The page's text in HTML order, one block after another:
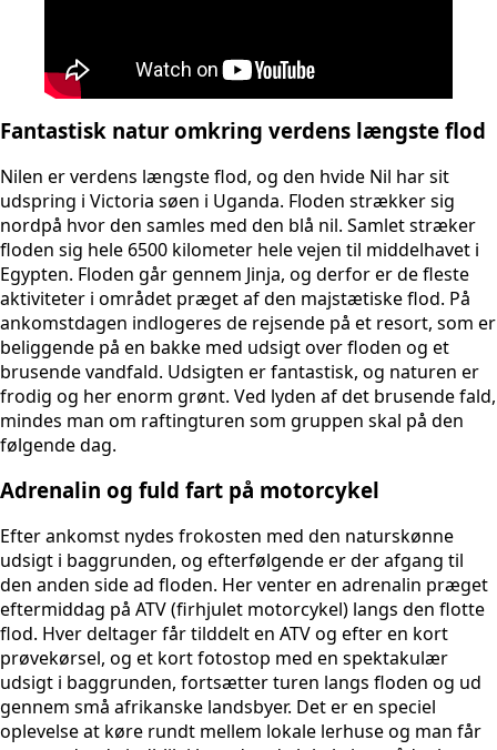
Fantastisk natur omkring verdens længste flod
Nilen er verdens længste flod, og den hvide Nil har sit
udspring i Victoria søen i Uganda. Floden strækker sig
nordpå hvor den samles med den blå nil. Samlet stræker
floden sig hele 6500 kilometer hele vejen til middelhavet i
Egypten. Floden går gennem Jinja, og derfor er de fleste
aktiviteter i området præget af den majstætiske flod. På
ankomstdagen indlogeres de rejsende på et resort, som er
beliggende på en bakke med udsigt over floden og et
brusende vandfald. Udsigten er fantastisk, og naturen er
frodig og her enorm grønt. Ved lyden af det brusende fald,
mindes man om raftingturen som gruppen skal på den
følgende dag.
Adrenalin og fuld fart på motorcykel
Efter ankomst nydes frokosten med den naturskønne
udsigt i baggrunden, og efterfølgende er der afgang til
den anden side ad floden. Her venter en adrenalin præget
eftermiddag på ATV (firhjulet motorcykel) langs den flotte
flod. Hver deltager får tilddelt en ATV og efter en kort
prøvekørsel, og et kort fotostop med en spektakulær
udsigt i baggrunden, fortsætter turen langs floden og ud
gennem små afrikanske landsbyer. Det er en speciel
oplevelse at køre rundt mellem lokale lerhuse og man får